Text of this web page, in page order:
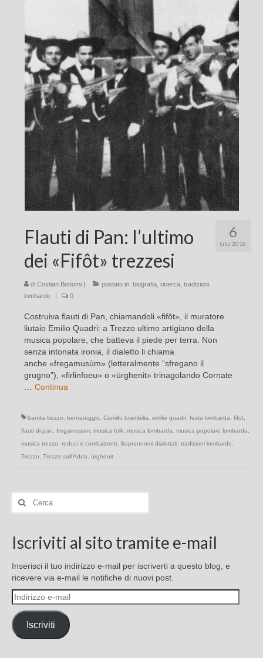
FAQ
Contatti
6
GIU 2016
Flauti di Pan: l’ultimo
dei «Fifôt» trezzesi
di Cristian Bonomi | postato in: biografia ricerca tradizioni
lombarde
| 0
Costruiva flauti di Pan, chiamandoli «fifôt», il muratore
liutaio Emilio Quadri: a Trezzo ultimo artigiano della
musica popolare, che batteva il piede per terra. Non
senza intonata ironia, il dialetto li chiama
anche «fregamusùm» (letteralmente “sfregano il
grugno”), «firlinfoeu» o «ürghenit» trinagolando Cornate
Continua
banda trezzo bernareggio Camillo brambilla emilio quadri festa lombarda fifot
flauti di pan
fregamusum musica folk musica lombarda musica popolare lombarda
musica trezzo
reduci e combattenti Soprannomi dialettali tradizioni lombarde
Trezzo
Trezzo sull'Adda ürghenit
Cerca:
Iscriviti al sito tramite e-mail
Inserisci il tuo indirizzo e-mail per iscriverti a questo blog, e
ricevere via e-mail le notifiche di nuovi post.
Indirizzo
e-
mail
Iscriviti